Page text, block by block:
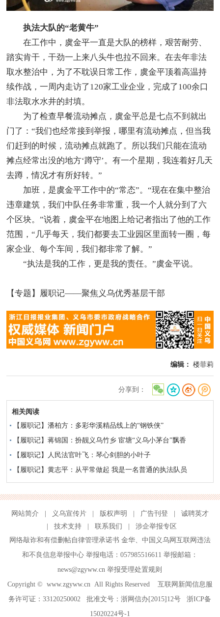
执法大队的“老黄牛”
在工作中，虞金平一直是大队的榜样，艰苦耐劳、
踏实肯干，干劲一上来八头牛也拉不回来。在去年非法
取水整治中，为了不耽误日常工作，虞金平顶着高温持
续作战，一周内走访了120家工业企业，完成了100余口
非法取水水井的封填。
为了检查早餐流动摊点，虞金平总是七点不到就出
门了：“我们也经常接到举报，哪里有流动摊点，但当我
们赶到的时候，流动摊点就跑了。所以我们只能在流动
摊点经常出没的地方‘蹲守’。有一个星期，我连着好几天
去蹲，情况才有所好转。”
加班，是虞金平工作中的“常态”。“现在在集中整治
违章建筑，我们中队任务非常重，我一个人就分到了六
个区块。”说着，虞金平在地图上给记者指出了他的工作
范围，“几乎每天，我们都要去工业园区里面转一圈，每
家企业、每个车间，我们都非常了解。”
“执法是我的工作，更是我的责任。”虞金平说。
【专题】履职记——聚焦义乌优秀基层干部
编辑： 楼菲莉
分享到：
相关阅读
【履职记】潘柏方：多彩华溪精品线上的“钢铁侠”
【履职记】蒋锦国：扮靓义乌竹乡 宦塘“义乌小茅台”飘香
【履职记】人民法官叶飞：琴心剑胆的小叶子
【履职记】黄志平：从平常做起 我是一名普通的执法队员
网站简介 义乌宣传片 版权声明 广告刊登
诚聘英才
技术支持 联系我们
涉企举报专区
网络敲诈和有偿删帖自律管理承诺书 金华、 中国义乌网互联网违法
和不良信息举报中心举报电话：057985516611 举报邮箱：
news@zgyww.cn举报受理处置规则
Copyright © www.zgyww.cn All Rights Reserved 互联网新闻信息服
务许可证：33120250002 批准文号：浙网信办[2015]12号浙ICP备
15020224号-1